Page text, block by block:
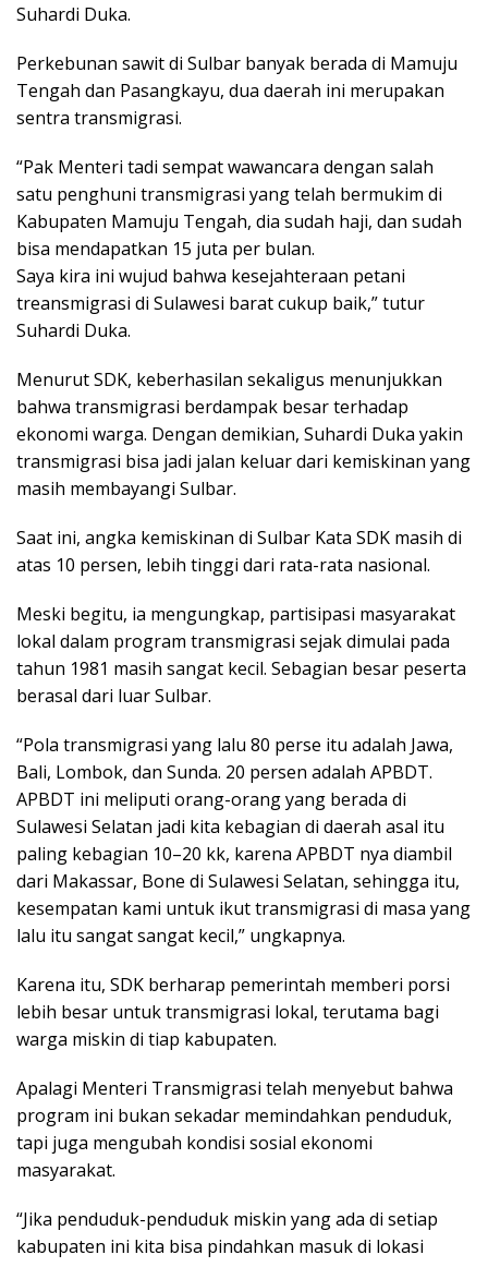
Suhardi Duka.
Perkebunan sawit di Sulbar banyak berada di Mamuju
Tengah dan Pasangkayu, dua daerah ini merupakan
sentra transmigrasi.
“Pak Menteri tadi sempat wawancara dengan salah
satu penghuni transmigrasi yang telah bermukim di
Kabupaten Mamuju Tengah, dia sudah haji, dan sudah
bisa mendapatkan 15 juta per bulan.
Saya kira ini wujud bahwa kesejahteraan petani
treansmigrasi di Sulawesi barat cukup baik,” tutur
Suhardi Duka.
Menurut SDK, keberhasilan sekaligus menunjukkan
bahwa transmigrasi berdampak besar terhadap
ekonomi warga. Dengan demikian, Suhardi Duka yakin
transmigrasi bisa jadi jalan keluar dari kemiskinan yang
masih membayangi Sulbar.
Saat ini, angka kemiskinan di Sulbar Kata SDK masih di
atas 10 persen, lebih tinggi dari rata-rata nasional.
Meski begitu, ia mengungkap, partisipasi masyarakat
lokal dalam program transmigrasi sejak dimulai pada
tahun 1981 masih sangat kecil. Sebagian besar peserta
berasal dari luar Sulbar.
“Pola transmigrasi yang lalu 80 perse itu adalah Jawa,
Bali, Lombok, dan Sunda. 20 persen adalah APBDT.
APBDT ini meliputi orang-orang yang berada di
Sulawesi Selatan jadi kita kebagian di daerah asal itu
paling kebagian 10–20 kk, karena APBDT nya diambil
dari Makassar, Bone di Sulawesi Selatan, sehingga itu,
kesempatan kami untuk ikut transmigrasi di masa yang
lalu itu sangat sangat kecil,” ungkapnya.
Karena itu, SDK berharap pemerintah memberi porsi
lebih besar untuk transmigrasi lokal, terutama bagi
warga miskin di tiap kabupaten.
Apalagi Menteri Transmigrasi telah menyebut bahwa
program ini bukan sekadar memindahkan penduduk,
tapi juga mengubah kondisi sosial ekonomi
masyarakat.
“Jika penduduk-penduduk miskin yang ada di setiap
kabupaten ini kita bisa pindahkan masuk di lokasi